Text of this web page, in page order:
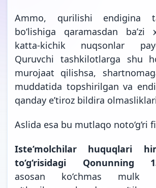
Ammo, qurilishi endigina
bo‘lishiga qaramasdan ba’zi
katta-kichik nuqsonlar
Quruvchi tashkilotlarga shu
murojaat qilishsa,
muddatida topshirilgan va
qanday e’tiroz bildira
Aslida esa bu mutlaqo noto‘g‘ri
Iste’molchilar huquqlari
to‘g‘risidagi Qonunning
asosan ko‘chmas mulk